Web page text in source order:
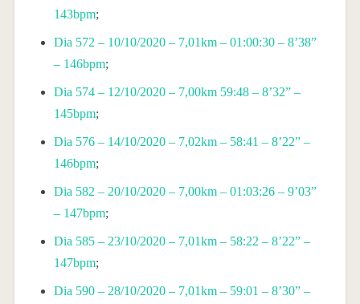
143bpm;
Dia 572 – 10/10/2020 – 7,01km – 01:00:30 – 8’38”
– 146bpm;
Dia 574 – 12/10/2020 – 7,00km 59:48 – 8’32” –
145bpm;
Dia 576 – 14/10/2020 – 7,02km – 58:41 – 8’22” –
146bpm;
Dia 582 – 20/10/2020 – 7,00km – 01:03:26 – 9’03”
– 147bpm;
Dia 585 – 23/10/2020 – 7,01km – 58:22 – 8’22” –
147bpm;
Dia 590 – 28/10/2020 – 7,01km – 59:01 – 8’30” –